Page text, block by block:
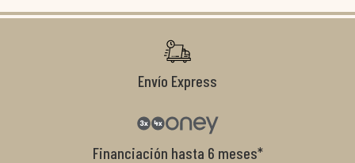
Envío Express
Financiación hasta 6 meses*